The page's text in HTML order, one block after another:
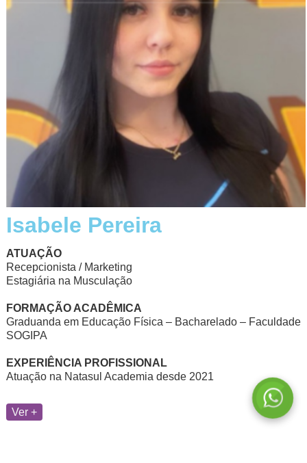
Isabele Pereira
ATUAÇÃO
Recepcionista / Marketing
Estagiária na Musculação
FORMAÇÃO ACADÊMICA
Graduanda em Educação Física – Bacharelado – Faculdade
SOGIPA
EXPERIÊNCIA PROFISSIONAL
Atuação na Natasul Academia desde 2021
Ver +